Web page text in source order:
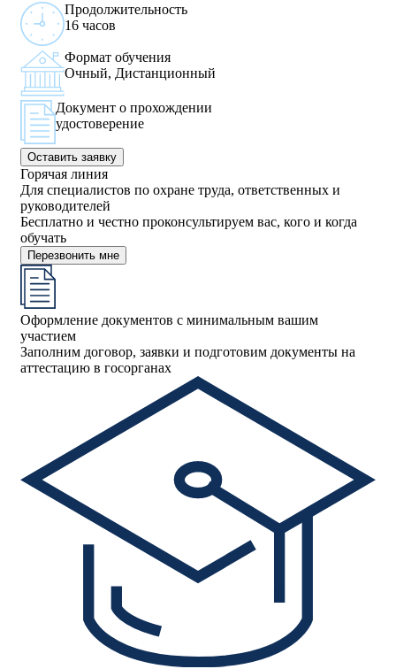
Продолжительность
16 часов
Формат обучения
Очный, Дистанционный
Документ о прохождении
удостоверение
Оставить заявку
Горячая линия
Для специалистов по охране труда, ответственных и
руководителей
Бесплатно и честно проконсультируем вас, кого и когда
обучать
Перезвонить мне
Оформление документов с минимальным вашим
участием
Заполним договор, заявки и подготовим документы на
аттестацию в госорганах